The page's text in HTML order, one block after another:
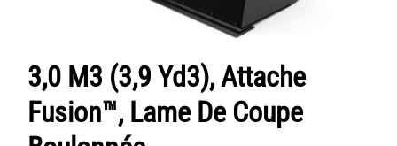
3,0 M3 (3,9 Yd3), Attache
Fusion™, Lame De Coupe